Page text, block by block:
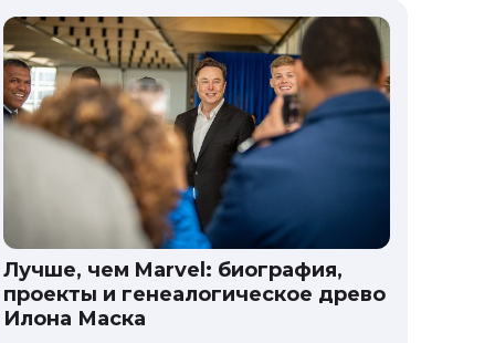
Лучше, чем Marvel: биография,
проекты и генеалогическое древо
Илона Маска